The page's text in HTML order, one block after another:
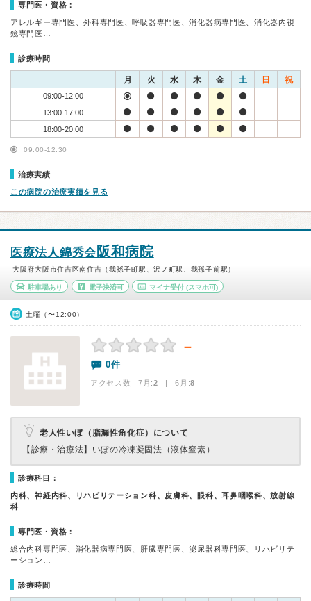
専門医・資格：
アレルギー専門医、外科専門医、呼吸器専門医、消化器病専門医、消化器内視
鏡専門医…
診療時間
月 火 水 木 金 土 日 祝
09:00-12:00
13:00-17:00
18:00-20:00
09:00-12:30
治療実績
この病院の治療実績を見る
医療法人錦秀会 阪和病院
大阪府大阪市住吉区南住吉（我孫子町駅、沢ノ町駅、我孫子前駅）
駐車場あり 電子決済可 マイナ受付 (スマホ可)
土曜（〜12:00）
－
0件
アクセス数 7月:2 | 6月:8
老人性いぼ（脂漏性角化症）について
【診療・治療法】 いぼの冷凍凝固法（液体窒素）
診療科目：
内科、神経内科、リハビリテーション科、皮膚科、眼科、耳鼻咽喉科、放射線
科
専門医・資格：
総合内科専門医、消化器病専門医、肝臓専門医、泌尿器科専門医、リハビリテ
ーション…
診療時間